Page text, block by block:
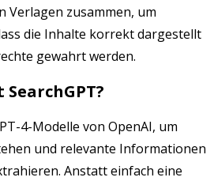
Verlagen zusammen, um
die Inhalte korrekt dargestellt
gewahrt werden.
4-Modelle von OpenAI, um
und relevante Informationen
Anstatt einfach eine